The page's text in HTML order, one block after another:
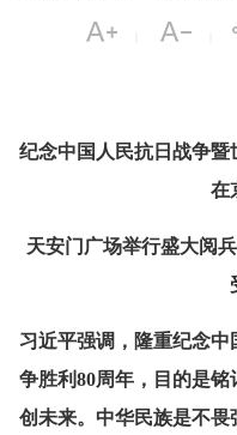
纪念中国人民抗日战争
在
天安门广场举行盛大阅
习近平强调，隆重纪念
争胜利80周年，目的是
创未来。中华民族是不畏